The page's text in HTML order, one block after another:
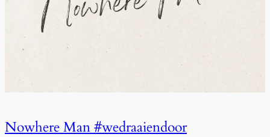
Nowhere Man #wedraaiendoor